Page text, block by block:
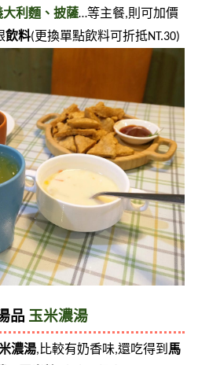
大利麵、披薩…等主餐,則可加價
飲料(更換單點飲料可折抵NT.30)
品 玉米濃湯
濃湯,比較有奶香味,還吃得到 馬